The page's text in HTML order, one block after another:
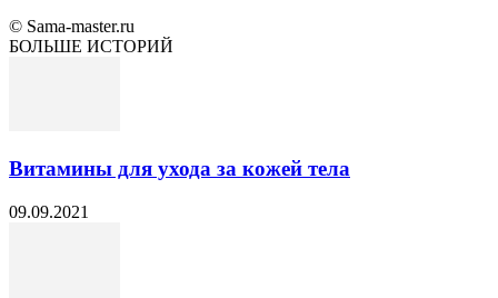
© Sama-master.ru
БОЛЬШЕ ИСТОРИЙ
Витамины для ухода за кожей тела
09.09.2021